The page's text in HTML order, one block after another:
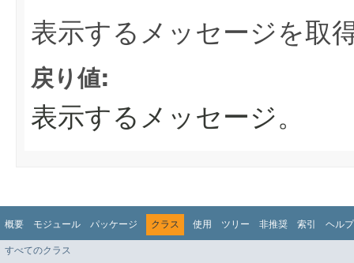
表示するメッセージを取
戻り値:
表示するメッセージ。
概要 モジュール パッケージ クラス 使用 ツリー 非推奨 索引 ヘルプ
すべてのクラス